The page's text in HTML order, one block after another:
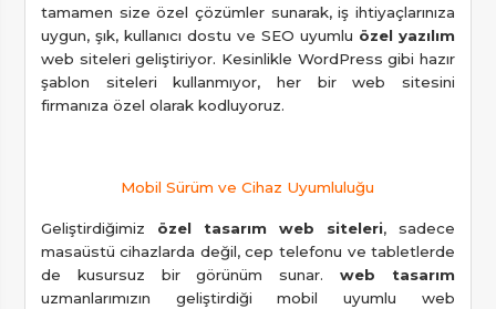
tamamen size özel çözümler sunarak, iş ihtiyaçlarınıza
uygun, şık, kullanıcı dostu ve SEO uyumlu özel yazılım
web siteleri geliştiriyor. Kesinlikle WordPress gibi hazır
şablon siteleri kullanmıyor, her bir web sitesini
firmanıza özel olarak kodluyoruz.
Mobil Sürüm ve Cihaz Uyumluluğu
Geliştirdiğimiz özel tasarım web siteleri, sadece
masaüstü cihazlarda değil, cep telefonu ve tabletlerde
de kusursuz bir görünüm sunar.web tasarım
uzmanlarımızın geliştirdiği mobil uyumlu web